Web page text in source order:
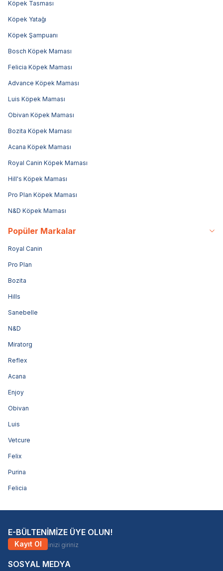
Köpek Tasması
Köpek Yatağı
Köpek Şampuanı
Bosch Köpek Maması
Felicia Köpek Maması
Advance Köpek Maması
Luis Köpek Maması
Obivan Köpek Maması
Bozita Köpek Maması
Acana Köpek Maması
Royal Canin Köpek Maması
Hill's Köpek Maması
Pro Plan Köpek Maması
N&D Köpek Maması
Popüler Markalar
Royal Canin
Pro Plan
Bozita
Hills
Sanebelle
N&D
Miratorg
Reflex
Acana
Enjoy
Obivan
Luis
Vetcure
Felix
Purina
Felicia
E-BÜLTENİMİZE ÜYE OLUN!
Kayıt Ol
SOSYAL MEDYA